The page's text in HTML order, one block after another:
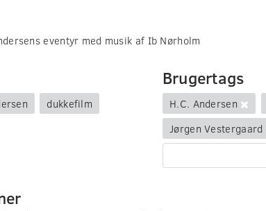
eventyr med musik af Ib Nørholm
dukkefilm
Brugertags
H.C. Andersen
Jørgen Vestergaard